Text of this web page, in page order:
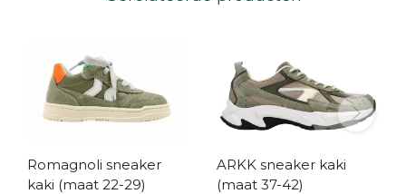
Romagnoli sneaker
kaki (maat 22-29)
ARKK sneaker kaki
(maat 37-42)